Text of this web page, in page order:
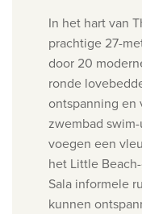
In het hart van
prachtige 27-
door 20
ronde
ontspanning en
zwembad
voegen een
het Little
Sala informele
kunnen